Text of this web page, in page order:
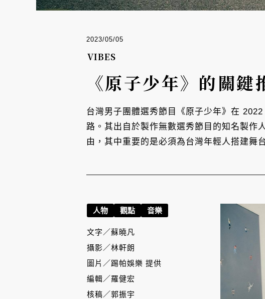
2023/05/05
VIBES
《原子少年》的關
台灣男子團體選秀節目《原子少年》在
路。其出自於製作無數選秀節目的知名製作
由，其中重要的是必須為台灣年輕人搭建舞
人物 觀點 音樂
文字／蘇曉凡
攝影／林軒朗
圖片／ 踢帕娛樂 提供
編輯／ 羅健宏
核稿／郭振宇